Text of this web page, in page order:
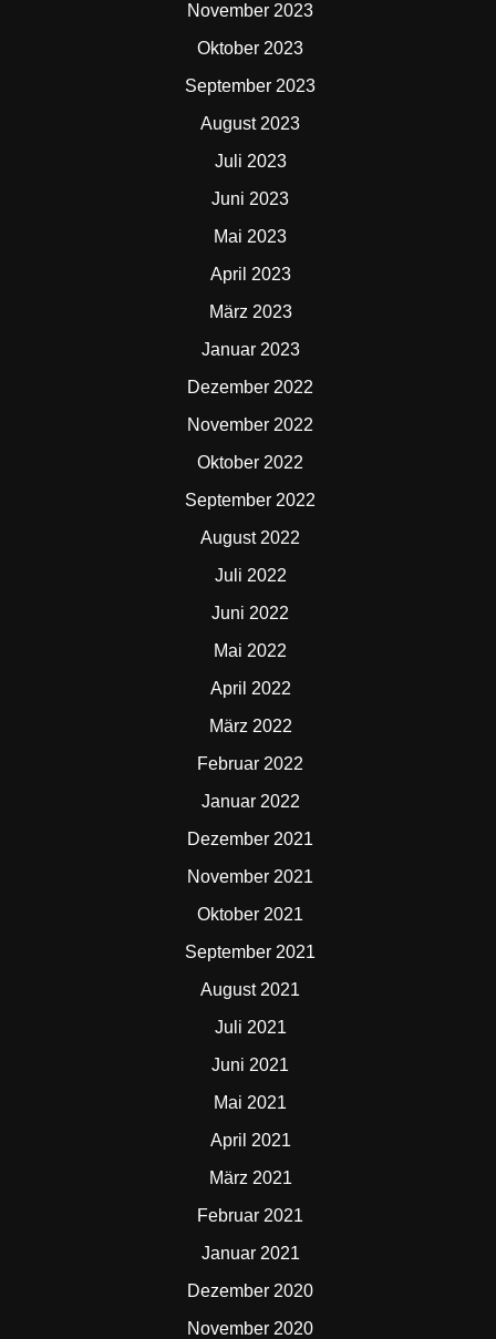
November 2023
Oktober 2023
September 2023
August 2023
Juli 2023
Juni 2023
Mai 2023
April 2023
März 2023
Januar 2023
Dezember 2022
November 2022
Oktober 2022
September 2022
August 2022
Juli 2022
Juni 2022
Mai 2022
April 2022
März 2022
Februar 2022
Januar 2022
Dezember 2021
November 2021
Oktober 2021
September 2021
August 2021
Juli 2021
Juni 2021
Mai 2021
April 2021
März 2021
Februar 2021
Januar 2021
Dezember 2020
November 2020